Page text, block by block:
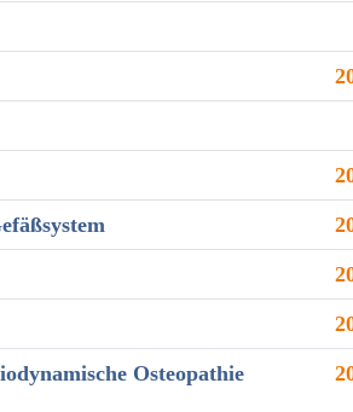
Osteopathie